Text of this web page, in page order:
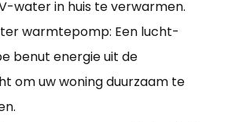
water in huis te verwarmen.
warmtepomp: Een lucht-
benut energie uit de
om uw woning duurzaam te